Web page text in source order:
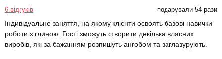
6 відгуків подарували 54 рази
Індивідуальне заняття, на якому клієнти освоять базові навички
роботи з глиною. Гості зможуть створити декілька власних
виробів, які за бажанням розпишуть ангобом та заглазурують.